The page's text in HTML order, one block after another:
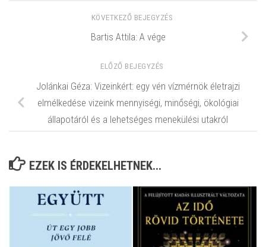
KÖVETKEZŐ BEJEGYZÉS
Bartis Attila: A vége
ELŐZŐ BEJEGYZÉS
Jolánkai Géza: Vizeinkért: egy vén vízmérnök életrajzi
elmélkedése vizeink mennyiségi, minőségi, ökológiai
állapotáról és a lehetséges menekülési utakról
EZEK IS ÉRDEKELHETNEK...